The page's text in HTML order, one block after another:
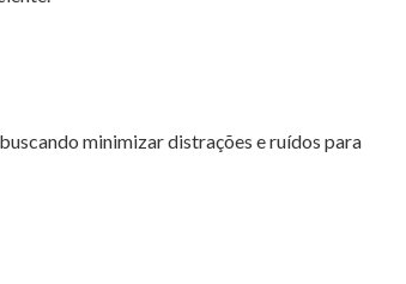
minimizar distrações e ruídos para